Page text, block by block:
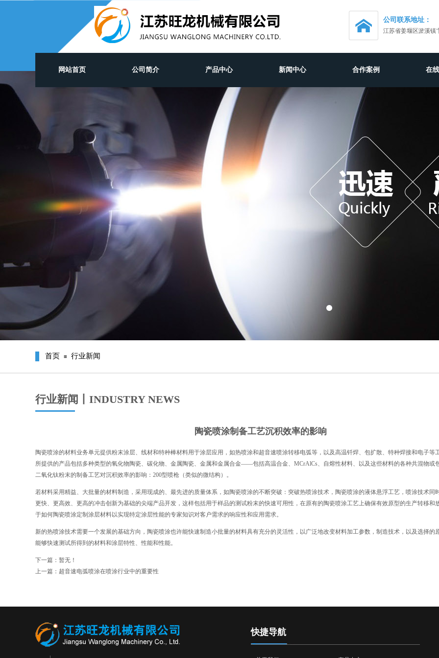
公司联系地址：
江苏省姜堰区淤溪镇
网站首页 公司简介 产品中心 新闻中心 合作案例 在
首页 ≡ 行业新闻
行业新闻丨INDUSTRY NEWS
陶瓷喷涂制备工艺沉积效率的影响
陶瓷喷涂的材料业务单元提供粉末涂层、线材和特种棒材料用于涂层应用，如热喷涂和超音速喷涂转移电弧等，以及高温钎焊、包扩散、特种焊接和电子等
所提供的产品包括多种类型的氧化物陶瓷、碳化物、金属陶瓷、金属和金属合金——包括高温合金、MCrAlCs、自熔性材料、以及这些材料的各种共混物或
二氧化钛粉末的制备工艺对沉积效率的影响：200型喷枪（类似的微结构）。
若材料采用精益、大批量的材料制造，采用现成的、最先进的质量体系，如陶瓷喷涂的不断突破：突破热喷涂技术，陶瓷喷涂的液体悬浮工艺，喷涂技术同
更快、更高效、更高的冲击创新为基础的尖端产品开发，这样包括用于样品的测试粉末的快速可用性，在原有的陶瓷喷涂工艺上确保有效原型的生产转移和
于如何陶瓷喷涂定制涂层材料以实现特定涂层性能的专家知识对客户需求的响应性和应用需求。
新的热喷涂技术需要一个发展的基础方向，陶瓷喷涂也许能快速制造小批量的材料具有充分的灵活性，以广泛地改变材料加工参数，制造技术，以及选择的
能够快速测试所得到的材料和涂层特性、性能和性能。
下一篇：暂无！
上一篇： 超音速电弧喷涂在喷涂行业中的重要性
快捷导航